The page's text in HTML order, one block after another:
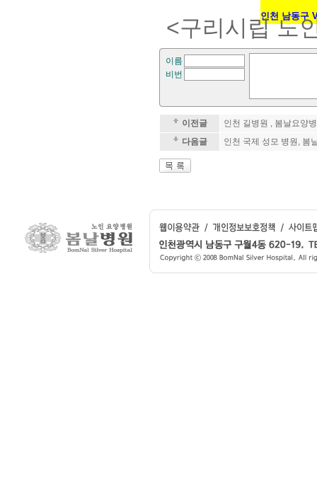
인천 남동구
<구리시립 노
이름
비번
이전글
인천 길병원 , 봄날요양
다음글
인천 국제 성모 병원, 봄